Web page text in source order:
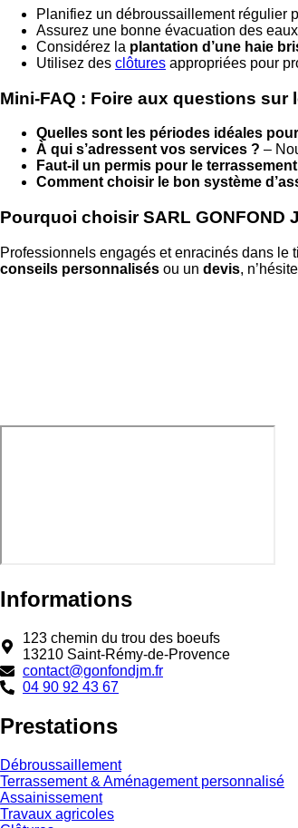
Planifiez un débroussaillement régulier
Assurez une bonne évacuation des
Considérez la plantation d’une haie
Utilisez des clôtures appropriées pour
Mini-FAQ : Foire aux questions sur
Quelles sont les périodes idéales
À qui s’adressent vos services ? –
Faut-il un permis pour le
Comment choisir le bon système
Pourquoi choisir SARL GONFOND
Professionnels engagés et enracinés dans le
conseils personnalisés ou un devis,
Informations
123 chemin du trou des boeufs
13210 Saint-Rémy-de-Provence
contact@gonfondjm.fr
04 90 92 43 67
Prestations
Débroussaillement
Terrassement & Aménagement personnalisé
Assainissement
Travaux agricoles